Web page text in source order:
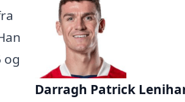
og
Darragh Patrick